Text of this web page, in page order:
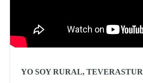
YO SOY RURAL, TEVERASTUR